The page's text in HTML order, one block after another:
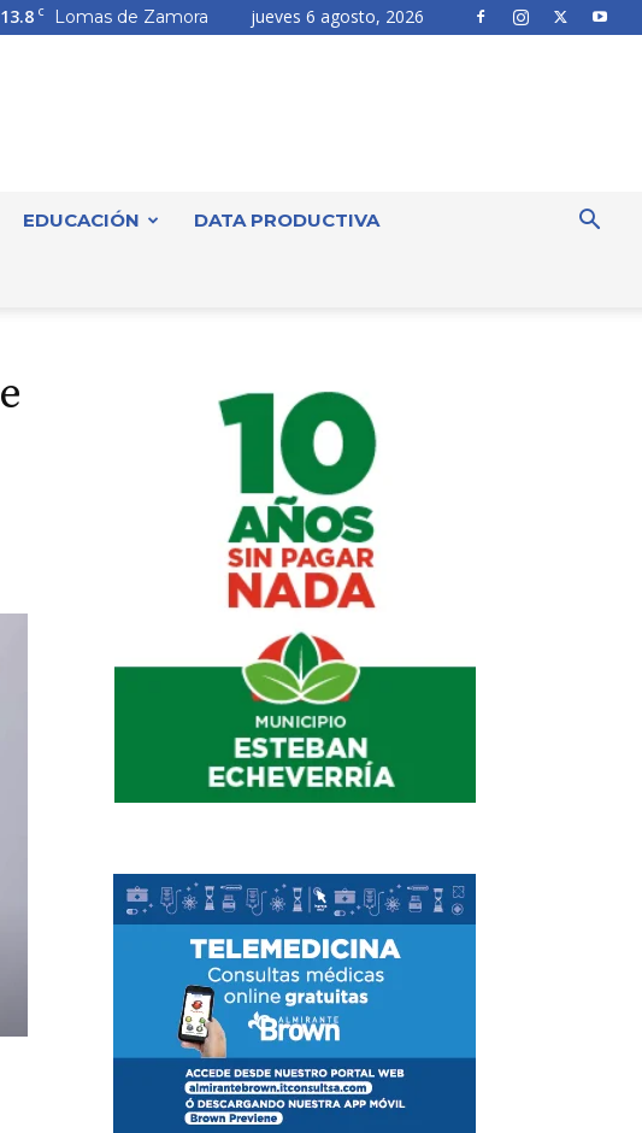
13.8 C Lomas de Zamora jueves 6 agosto, 2026
EDUCACIÓN DATA PRODUCTIVA